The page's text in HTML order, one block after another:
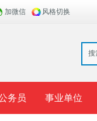
加微信 风格切换
搜
务员 事业单位